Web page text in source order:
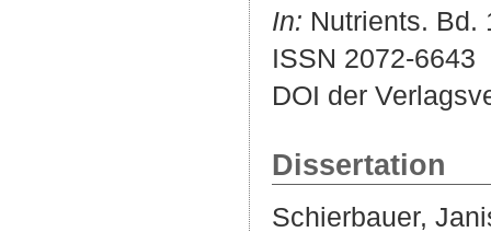
In: Nutrients. Bd.
ISSN 2072-6643
DOI der
Dissertation
Schierbauer,